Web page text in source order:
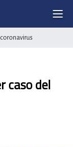
caso del